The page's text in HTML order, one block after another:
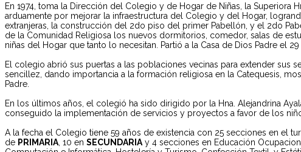
En 1974, toma la Dirección del Colegio y de Hogar de Niñas, la Superiora
arduamente por mejorar la infraestructura del Colegio y del Hogar,
extranjeras, la construcción del 2do piso del primer Pabellón, y el 2do
de la Comunidad Religiosa los nuevos dormitorios, comedor, salas de
niñas del Hogar que tanto lo necesitan. Partió a la Casa de Dios Padre el 29
El colegio abrió sus puertas a las poblaciones vecinas para extender sus
sencillez, dando importancia a la formación religiosa en la Catequesis,
Padre.
En los últimos años, el colegió ha sido dirigido por la Hna. Alejandrina
conseguido la implementación de servicios y proyectos a favor de los
A la fecha el Colegio tiene 59 años de existencia con 25 secciones en el
de PRIMARIA , 10 en SECUNDARIA y 4 secciones en Educación